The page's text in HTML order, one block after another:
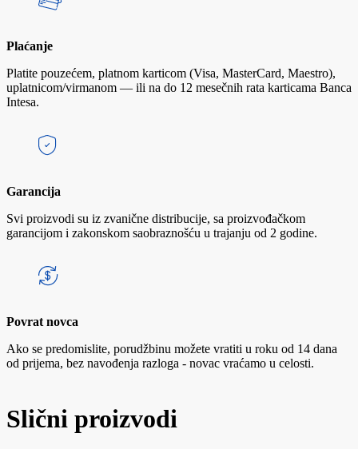
Plaćanje
Platite pouzećem, platnom karticom (Visa, MasterCard, Maestro),
uplatnicom/virmanom — ili na do 12 mesečnih rata karticama Banca
Intesa.
Garancija
Svi proizvodi su iz zvanične distribucije, sa proizvođačkom
garancijom i zakonskom saobraznošću u trajanju od 2 godine.
Povrat novca
Ako se predomislite, porudžbinu možete vratiti u roku od 14 dana
od prijema, bez navođenja razloga - novac vraćamo u celosti.
Slični proizvodi